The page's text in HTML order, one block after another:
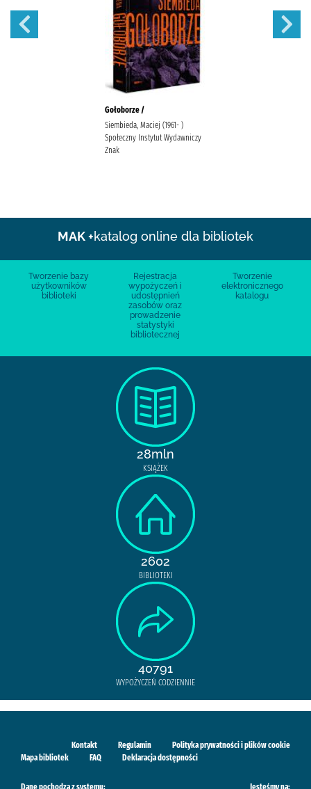
Gołoborze /
Siembieda, Maciej (1961- )
Społeczny Instytut Wydawniczy
Znak
MAK +katalog online dla bibliotek
Tworzenie bazy
użytkowników
biblioteki
Rejestracja
wypożyczeń i
udostępnień
zasobów oraz
prowadzenie
statystyki
bibliotecznej
Tworzenie
elektronicznego
katalogu
28mln
KSIĄŻEK
2602
BIBLIOTEKI
40791
WYPOŻYCZEŃ CODZIENNIE
Kontakt Regulamin
Polityka prywatności i plików cookie
Mapa bibliotek
FAQ Deklaracja dostępności
Dane pochodzą z systemu: Jesteśmy na: